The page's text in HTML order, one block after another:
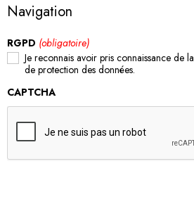
Navigation
RGPD (obligatoire)
Je reconnais avoir pris connaissance de la
de protection des données.
CAPTCHA